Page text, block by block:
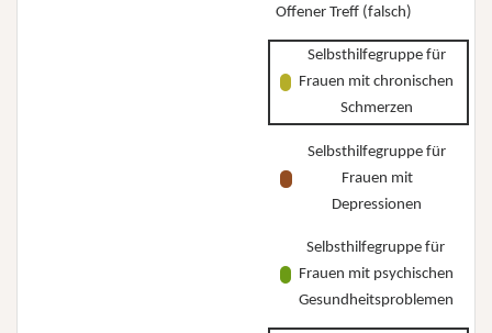
Offener Treff (falsch)
Selbsthilfegruppe für
Frauen mit chronischen
Schmerzen
Selbsthilfegruppe für
Frauen mit
Depressionen
Selbsthilfegruppe für
Frauen mit psychischen
Gesundheitsproblemen